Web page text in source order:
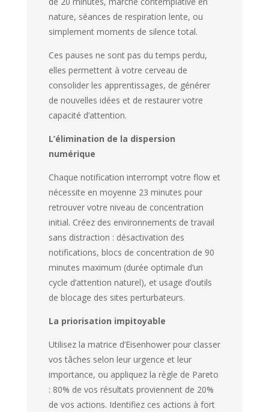
nature, séances de respiration lente, ou
simplement moments de silence total.
Ces pauses ne sont pas du temps perdu,
elles permettent à votre cerveau de
consolider les apprentissages, de générer
de nouvelles idées et de restaurer votre
capacité d’attention.
L’élimination de la dispersion
numérique
Chaque notification interrompt votre flow et
nécessite en moyenne 23 minutes pour
retrouver votre niveau de concentration
initial. Créez des environnements de travail
sans distraction : désactivation des
notifications, blocs de concentration de 90
minutes maximum (durée optimale d’un
cycle d’attention naturel), et usage d’outils
de blocage des sites perturbateurs.
La priorisation impitoyable
Utilisez la matrice d’Eisenhower pour classer
vos tâches selon leur urgence et leur
importance, ou appliquez la règle de Pareto
: 80% de vos résultats proviennent de 20%
de vos actions. Identifiez ces actions à fort